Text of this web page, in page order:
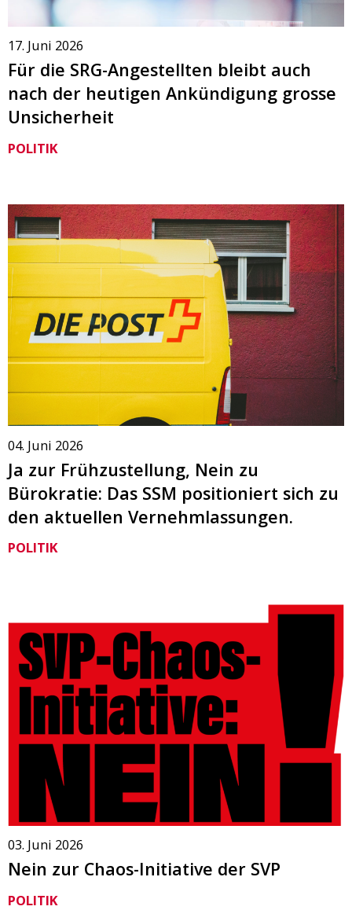
17. Juni 2026
Für die SRG-Angestellten bleibt auch
nach der heutigen Ankündigung grosse
Unsicherheit
POLITIK
04. Juni 2026
Ja zur Frühzustellung, Nein zu
Bürokratie: Das SSM positioniert sich zu
den aktuellen Vernehmlassungen.
POLITIK
03. Juni 2026
Nein zur Chaos-Initiative der SVP
POLITIK